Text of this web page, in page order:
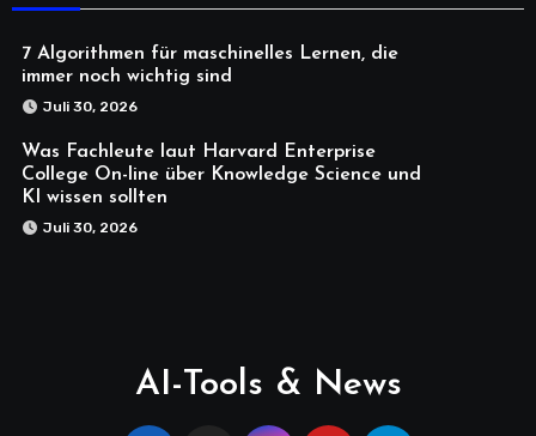
7 Algorithmen für maschinelles Lernen, die
immer noch wichtig sind
Juli 30, 2026
Was Fachleute laut Harvard Enterprise
College On-line über Knowledge Science und
KI wissen sollten
Juli 30, 2026
AI-Tools & News